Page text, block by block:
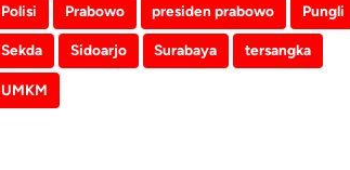
Polisi Prabowo presiden prabowo Pungli
Sekda Sidoarjo Surabaya tersangka
UMKM